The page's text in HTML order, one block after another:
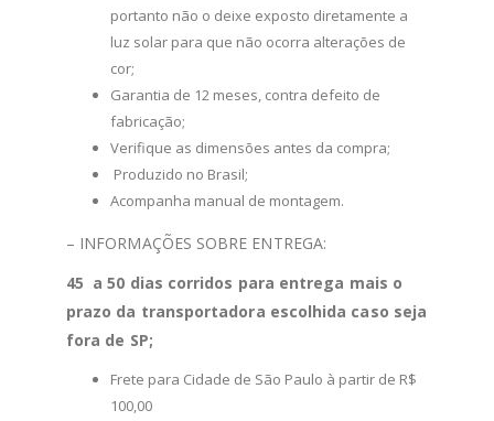
portanto não o deixe exposto diretamente a
luz solar para que não ocorra alterações de
cor;
Garantia de 12 meses, contra defeito de
fabricação;
Verifique as dimensões antes da compra;
Produzido no Brasil;
Acompanha manual de montagem.
– INFORMAÇÕES SOBRE ENTREGA:
45 a 50 dias corridos para entrega mais o
prazo da transportadora escolhida caso seja
fora de SP;
Frete para Cidade de São Paulo à partir de R$
100,00